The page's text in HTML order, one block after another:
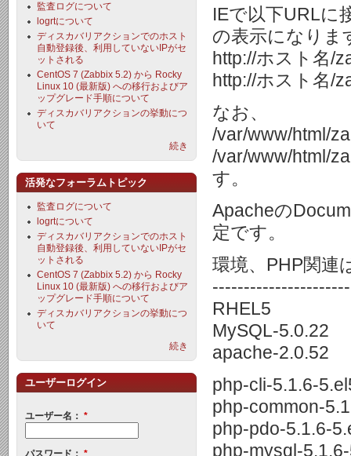
IEで以下URLに
の表示になりま
http://ホスト名/
http://ホスト名/
なお、
/var/www/html/
/var/www/html/
す。
Apacheの
定です。
環境、PHP関連
RHEL5
MySQL-5.0.22
apache-2.0.52
php-cli-5.1.6-
php-common-
php-pdo-5.1.6-
php-mysql-
監査ログについて
logrtについて
ディスカバリアクションでのホスト
自動登録後、利用していないIPがセ
ットされる
CentOS 7 (Zabbix 5.2) から Rocky
Linux 10 (最新版) への移行およびア
ップグレード手順について
ディスカバリアクションの挙動につ
いて
続き
活発なフォーラムトピック
監査ログについて
logrtについて
ディスカバリアクションでのホスト
自動登録後、利用していないIPがセ
ットされる
CentOS 7 (Zabbix 5.2) から Rocky
Linux 10 (最新版) への移行およびア
ップグレード手順について
ディスカバリアクションの挙動につ
いて
続き
ユーザーログイン
ユーザー名： *
パスワード： *